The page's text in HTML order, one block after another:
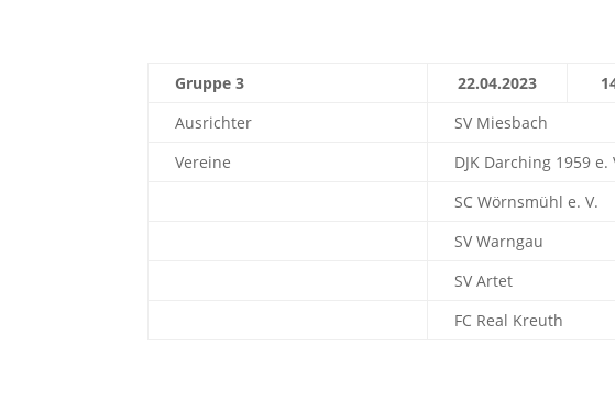
Gruppe 3 22.04.2023
Ausrichter
SV Miesbach
Vereine
DJK Darching 1959 e.
SC Wörnsmühl e. V.
SV Warngau
SV Artet
FC Real Kreuth